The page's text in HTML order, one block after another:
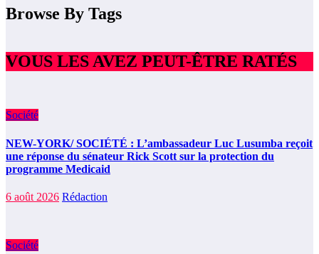
Browse By Tags
VOUS LES AVEZ PEUT-ÊTRE RATÉS
Société
NEW-YORK/ SOCIÉTÉ : L’ambassadeur Luc Lusumba reçoit
une réponse du sénateur Rick Scott sur la protection du
programme Medicaid
6 août 2026 Rédaction
Société